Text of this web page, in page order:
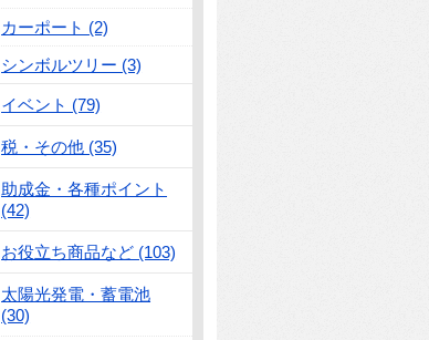
カーポート (2)
シンボルツリー (3)
イベント (79)
税・その他 (35)
助成金・各種ポイント
(42)
お役立ち商品など (103)
太陽光発電・蓄電池
(30)